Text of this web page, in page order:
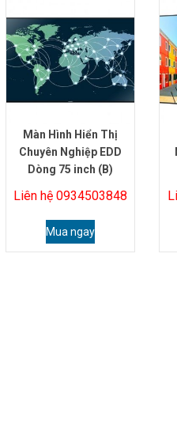
Màn Hình Hiển Thị
Chuyên Nghiệp EDD
Dòng 75 inch (B)
Liên hệ 0934503848
Mua ngay